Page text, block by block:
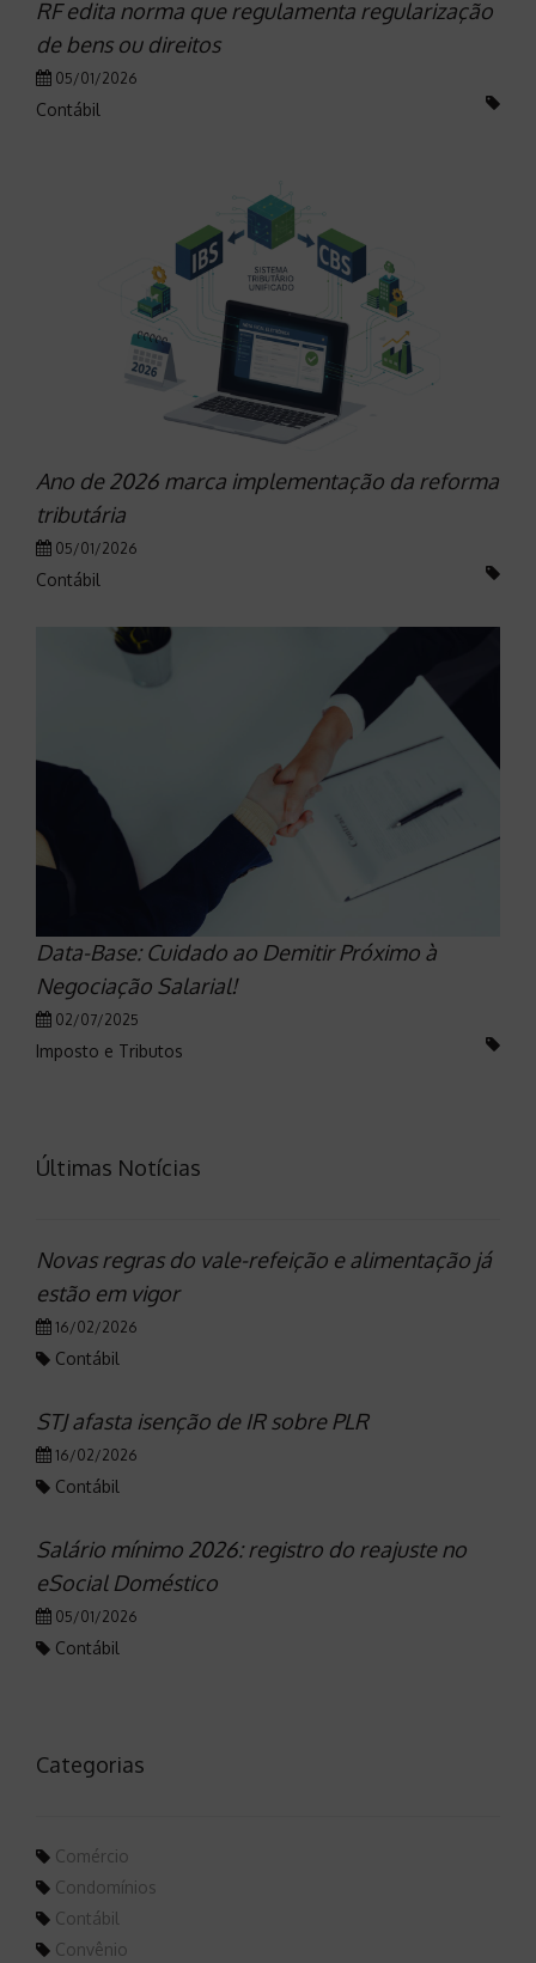
RF edita norma que regulamenta regularização
de bens ou direitos
05/01/2026
Contábil
Ano de 2026 marca implementação da reforma
tributária
05/01/2026
Contábil
Data-Base: Cuidado ao Demitir Próximo à
Negociação Salarial!
02/07/2025
Imposto e Tributos
Últimas Notícias
Novas regras do vale-refeição e alimentação já
estão em vigor
16/02/2026
Contábil
STJ afasta isenção de IR sobre PLR
16/02/2026
Contábil
Salário mínimo 2026: registro do reajuste no
eSocial Doméstico
05/01/2026
Contábil
Categorias
Comércio
Condomínios
Contábil
Convênio